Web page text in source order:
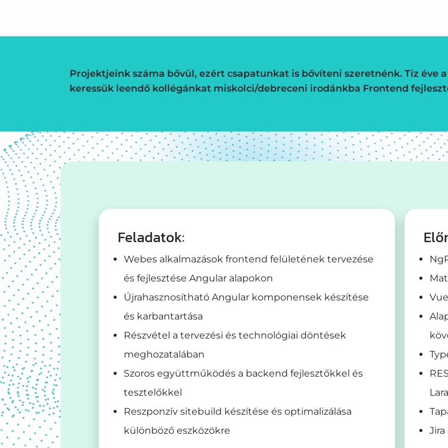
Projektjeink száma bővül, ezért csapatunkat is bővíteni szeretnénk. Tíz éve
keressük leendő kollégánkat miskolci/debreceni irodánkba Frontend
Feladatok:
Webes alkalmazások frontend felületének tervezése
és fejlesztése Angular alapokon
Újrahasznosítható Angular komponensek készítése
és karbantartása
Részvétel a tervezési és technológiai döntések
meghozatalában
Szoros együttműködés a backend fejlesztőkkel és
tesztelőkkel
Reszponzív sitebuild készítése és optimalizálása
különböző eszközökre